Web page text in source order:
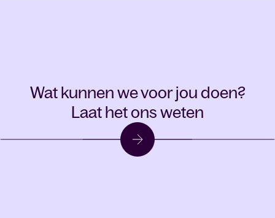
Wat kunnen we voor jou doen?
Laat het ons weten